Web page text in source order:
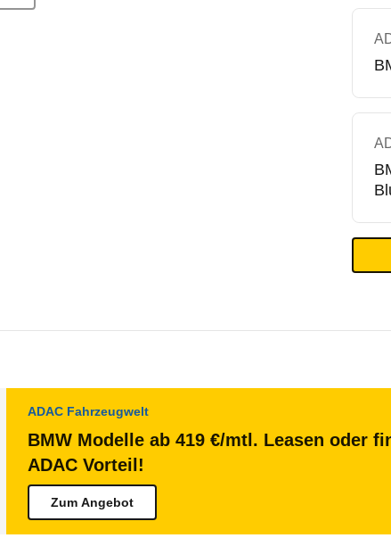
ADAC Fahrzeugwelt
BMW Modelle ab 419 €/mtl. Leasen oder
ADAC Vorteil!
Zum Angebot